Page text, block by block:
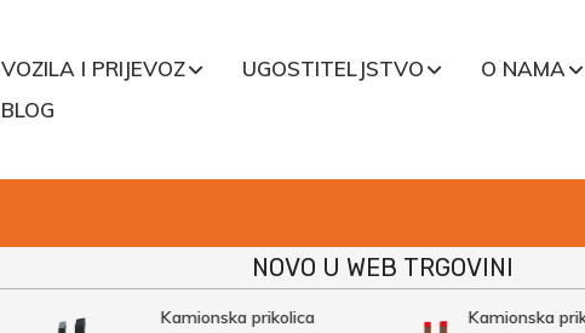
VOZILA I PRIJEVOZ UGOSTITELJSTVO O NAMA
BLOG
NOVO U WEB TRGOVINI
Kamionska prikolica
Kamionska